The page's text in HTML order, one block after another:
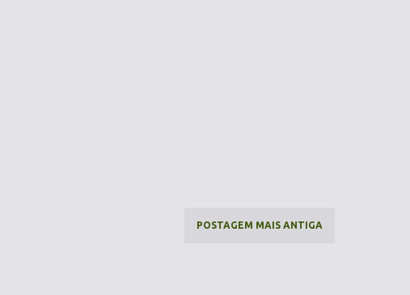
POSTAGEM MAIS ANTIGA